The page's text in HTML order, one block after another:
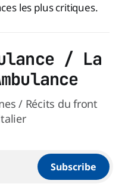
les plus critiques.
/ La
/ Récits du front
Subscribe